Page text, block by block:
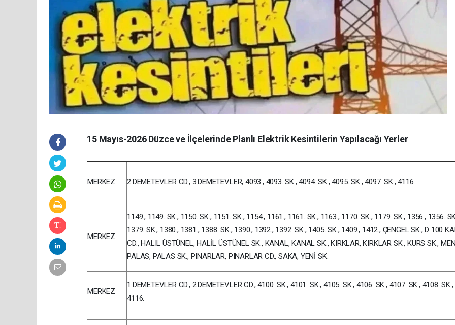
15 Mayıs-2026 Düzce ve İlçelerinde Planlı Elektrik Kesintilerin Yapılacağı Yerler
MERKEZ 2.DEMETEVLER CD., 3.DEMETEVLER, 4093., 4093. SK., 4094. SK., 4095. SK., 4097. SK., 4116.
MERKEZ
1149., 1149. SK., 1150. SK., 1151. SK., 1154., 1161., 1161. SK., 1163., 1170. SK., 1179. SK., 1356., 1356.
1379. SK., 1380., 1381., 1388. SK., 1390., 1392., 1392. SK., 1405. SK., 1409., 1412., ÇENGEL SK., D 100
CD., HALIL ÜSTÜNEL, HALİL ÜSTÜNEL SK., KANAL, KANAL SK., KIRKLAR, KIRKLAR SK., KURS SK.,
PALAS, PALAS SK., PINARLAR, PINARLAR CD., SAKA, YENİ SK.
MERKEZ
1.DEMETEVLER CD., 2.DEMETEVLER CD., 4100. SK., 4101. SK., 4105. SK., 4106. SK., 4107. SK., 4108.
4116.